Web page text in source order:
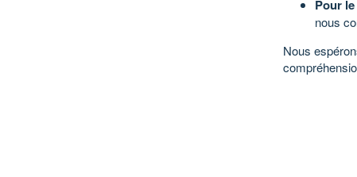
Pour
nous
Nous